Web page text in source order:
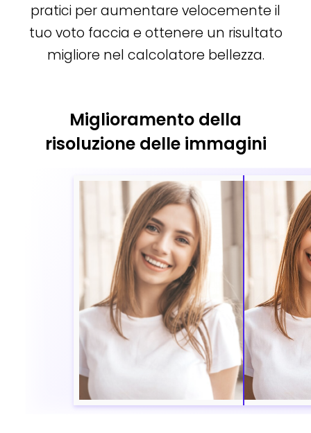
pratici per aumentare velocemente il
tuo voto faccia e ottenere un risultato
migliore nel calcolatore bellezza.
Miglioramento della
risoluzione delle immagini